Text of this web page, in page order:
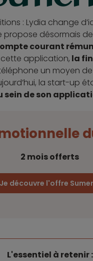
: Lydia change
propose désormais
courant
cette application, la
un moyen de
la start-up
sein de son
2 mois offerts
Je découvre l'offre
L'essentiel à retenir :